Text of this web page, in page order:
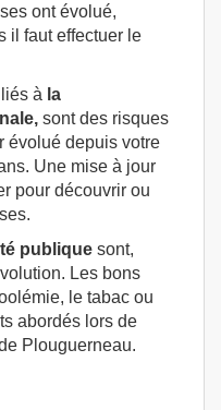
ont évolué,
il faut effectuer le
à la
sont des risques
évolué depuis votre
Une mise à jour
pour découvrir ou
publique sont,
Les bons
le tabac ou
abordés lors de
Plouguerneau.